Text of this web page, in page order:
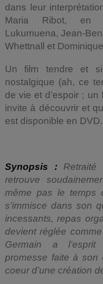
dans leur
Maria Ribot, en
Lukumuena, Jean-
Whettnall et
Un film tendre et
nostalgique (ah, ce
de vie et d’espoir ;
invite à découvrir et
est disponible en DVD.
Synopsis : Retraité
retrouve
même pas le temps
s’immisce dans son
incessants, repas
devient réglée
Germain a
promesse faite à son
coeur d’une création